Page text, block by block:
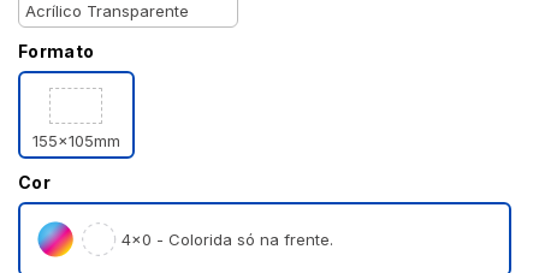
Acrílico Transparente
Formato
155x105mm
Cor
4×0 - Colorida só na frente.